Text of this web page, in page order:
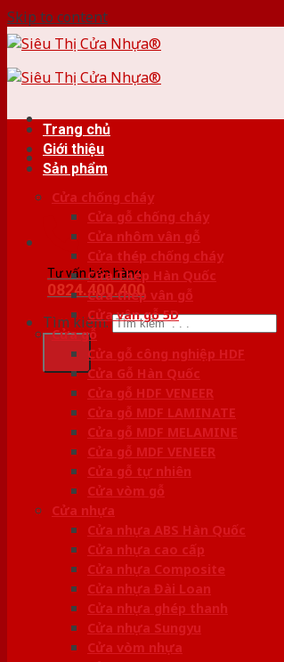
Skip to content
Tư vấn bán hàng
0824.400.400
Tìm kiếm:
Trang chủ
Giới thiệu
Sản phẩm
Cửa chống cháy
Cửa gỗ chống cháy
Cửa nhôm vân gỗ
Cửa thép chống cháy
Cửa Thép Hàn Quốc
Cửa thép vân gỗ
Cửa vân gỗ 5D
Cửa gỗ
Cửa gỗ công nghiệp HDF
Cửa Gỗ Hàn Quốc
Cửa gỗ HDF VENEER
Cửa gỗ MDF LAMINATE
Cửa gỗ MDF MELAMINE
Cửa gỗ MDF VENEER
Cửa gỗ tự nhiên
Cửa vòm gỗ
Cửa nhựa
Cửa nhựa ABS Hàn Quốc
Cửa nhựa cao cấp
Cửa nhựa Composite
Cửa nhựa Đài Loan
Cửa nhựa ghép thanh
Cửa nhựa Sungyu
Cửa vòm nhựa